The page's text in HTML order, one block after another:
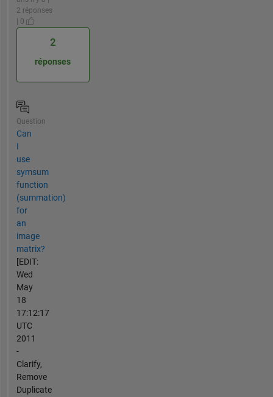
2 réponses
| 0
2
réponses
Question
Can
I
use
symsum
function
(summation)
for
an
image
matrix?
[EDIT:
Wed
May
18
17:12:17
UTC
2011
-
Clarify,
Remove
Duplicate